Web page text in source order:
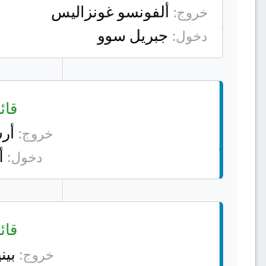
خروج: ألفونسو غونزاليس
دخول: جبريل سوو
خروج:
دخول:
خروج: